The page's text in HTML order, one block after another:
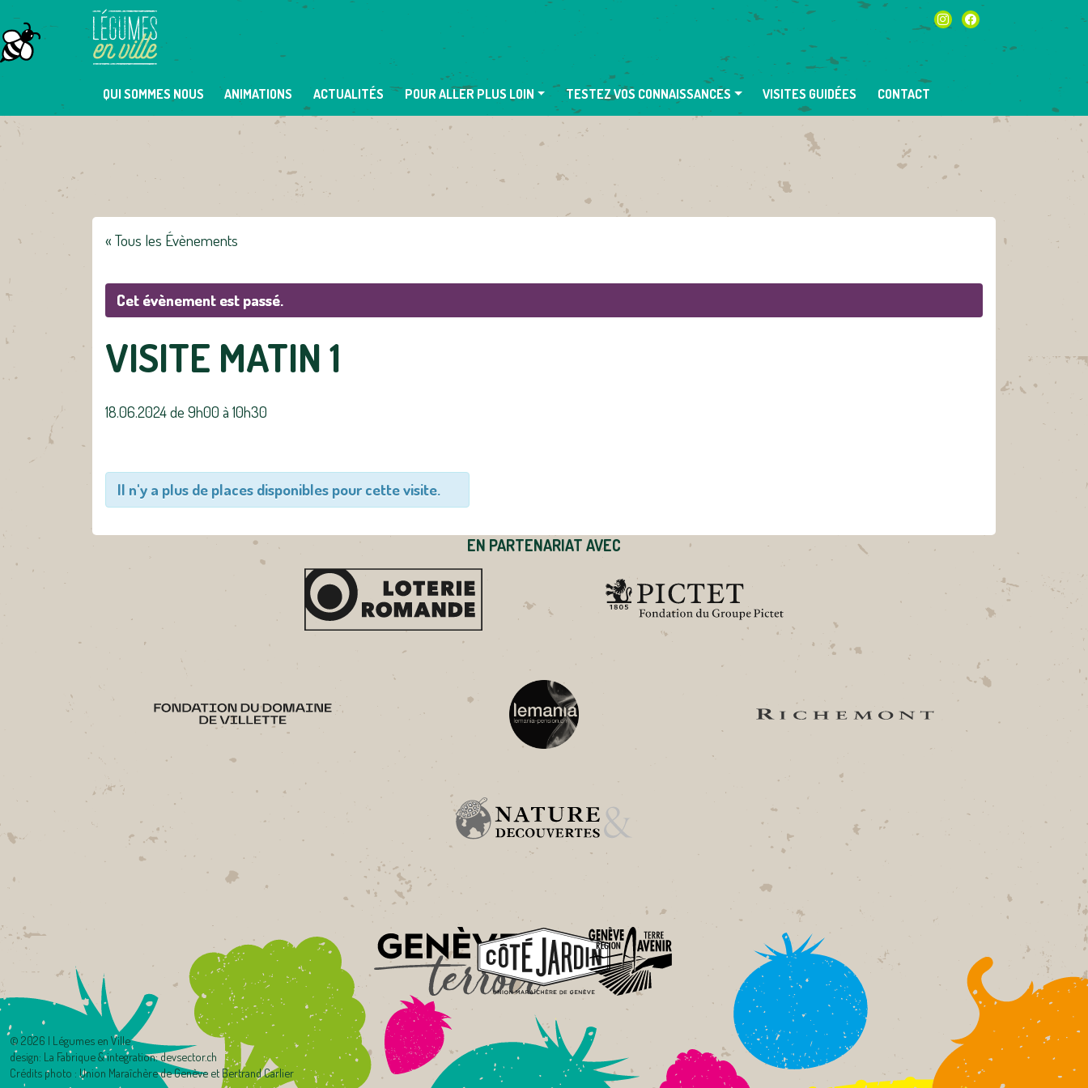
to
content
instagramfacebook
QUI SOMMES NOUS ANIMATIONS ACTUALITÉS POUR ALLER PLUS LOIN TESTEZ VOS CONNAISSANCES VISITES GUIDÉES CONTACT
« Tous les Évènements
Cet évènement est passé.
VISITE MATIN 1
18.06.2024 de 9h00 à 10h30
Il n'y a plus de places disponibles pour cette visite.
EN PARTENARIAT AVEC
© 2026 | Légumes en Ville
design: La Fabrique& integration:devsector.ch
Crédits photo : Union Maraîchère de Genève et Bertrand Carlier